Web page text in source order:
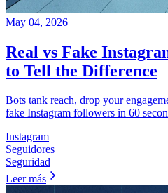
May 04, 2026
Real vs Fake
to Tell the Difference
Bots tank reach, drop your
fake Instagram followers in 60
Instagram
Seguidores
Seguridad
Leer más